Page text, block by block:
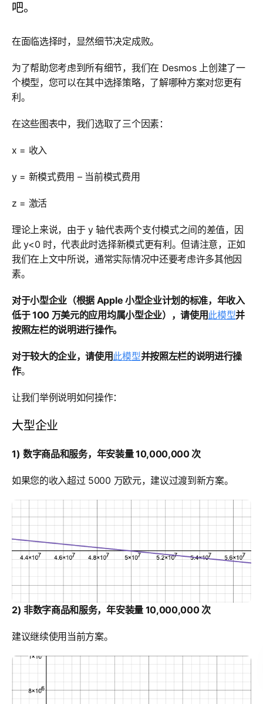
吧。
在面临选择时，显然细节决定成败。
为了帮助您考虑到所有细节，我们在 Desmos 上创建了一
个模型，您可以在其中选择策略，了解哪种方案对您更有
利。
在这些图表中，我们选取了三个因素：
x = 收入
y = 新模式费用 – 当前模式费用
z = 激活
理论上来说，由于 y 轴代表两个支付模式之间的差值，因
此 y<0 时，代表此时选择新模式更有利。但请注意，正如
我们在上文中所说，通常实际情况中还要考虑许多其他因
素。
对于小型企业（根据 Apple 小型企业计划的标准，年收入
低于 100 万美元的应用均属小型企业），请使用 此模型并
按照左栏的说明进行操作。
对于较大的企业，请使用 此模型并按照左栏的说明进行操
作。
让我们举例说明如何操作：
大型企业
1) 数字商品和服务，年安装量 10,000,000 次
如果您的收入超过 5000 万欧元，建议过渡到新方案。
2) 非数字商品和服务，年安装量 10,000,000 次
建议继续使用当前方案。